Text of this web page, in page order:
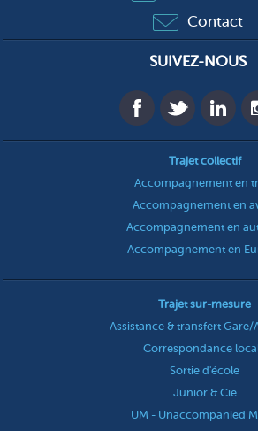
Contact
SUIVEZ-NOUS
Trajet collectif
Accompagnement en
Accompagnement en
Accompagnement en
Accompagnement en
Trajet sur-mesure
Assistance & transfert
Correspondance
Sortie d'école
Junior & Cie
UM - Unaccompanied